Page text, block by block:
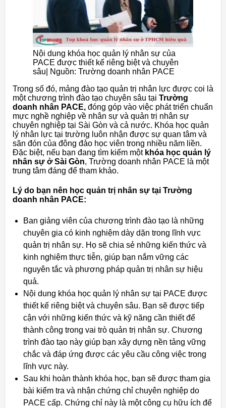
Nội dung khóa học quản lý nhân sự của
PACE được thiết kế riêng biệt và chuyên
sâu| Nguồn: Trường doanh nhân PACE
Trong số đó, mảng đào tạo quản trị nhân lực được coi là
một chương trình đào tạo chuyên sâu tại Trường
doanh nhân PACE, đóng góp vào việc phát triển chuẩn
mực nghề nghiệp về nhân sự và quản trị nhân sự
chuyên nghiệp tại Sài Gòn và cả nước. Khóa học quản
lý nhân lực tại trường luôn nhận được sự quan tâm và
săn đón của đông đảo học viên trong nhiều năm liền.
Đặc biệt, nếu bạn đang tìm kiếm một khóa học quản lý
nhân sự ở Sài Gòn, Trường doanh nhân PACE là một
trung tâm đáng để tham khảo.
Lý do bạn nên học quản trị nhân sự tại Trường
doanh nhân PACE:
Ban giảng viên của chương trình đào tạo là những
chuyên gia có kinh nghiệm dày dặn trong lĩnh vực
quản trị nhân sự. Họ sẽ chia sẻ những kiến thức và
kinh nghiệm thực tiễn, giúp bạn nắm vững các
nguyên tắc và phương pháp quản trị nhân sự hiệu
quả.
Nội dung khóa học quản lý nhân sự tại PACE được
thiết kế riêng biệt và chuyên sâu. Bạn sẽ được tiếp
cận với những kiến thức và kỹ năng cần thiết để
thành công trong vai trò quản trị nhân sự. Chương
trình đào tạo này giúp bạn xây dựng nền tảng vững
chắc và đáp ứng được các yêu cầu công việc trong
lĩnh vực này.
Sau khi hoàn thành khóa học, bạn sẽ được tham gia
bài kiểm tra và nhận chứng chỉ chuyên nghiệp do
PACE cấp. Chứng chỉ này là một công cụ hữu ích để